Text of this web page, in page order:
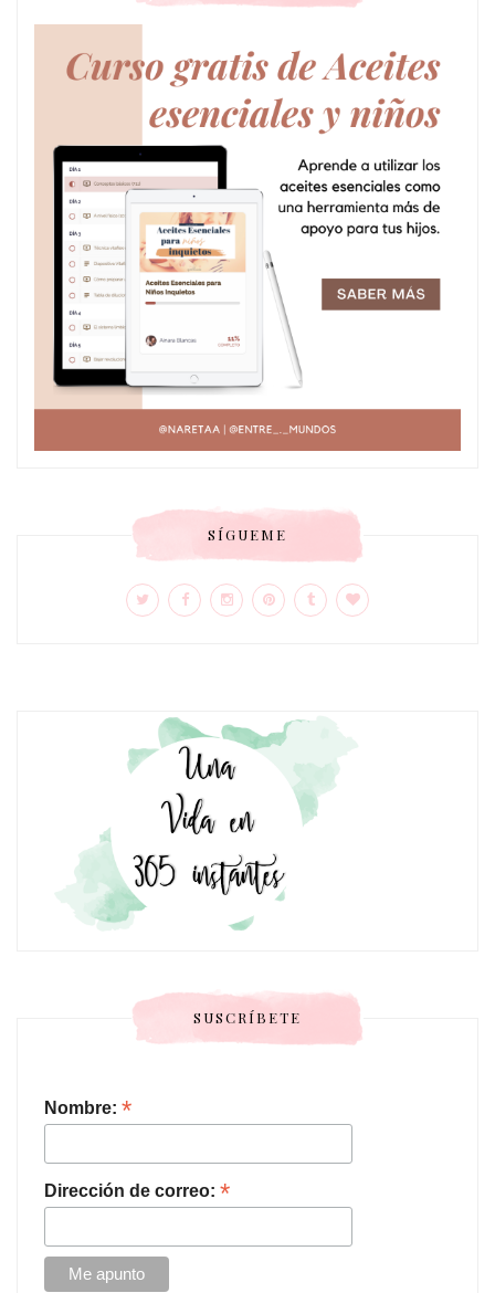
SÍGUEME
SUSCRÍBETE
Nombre: *
Dirección de correo: *